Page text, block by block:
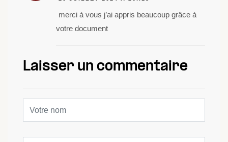
merci à vous j’ai appris beaucoup grâce à
votre document
Laisser un commentaire